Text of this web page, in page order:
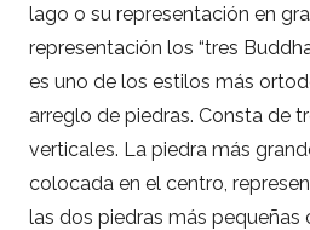
lago o su representación en
representación los “tres
es uno de los estilos más
arreglo de piedras. Consta de
verticales. La piedra más
colocada en el centro,
las dos piedras más pequeñas